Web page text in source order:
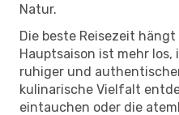
Natur.
Die beste Reisezeit
Hauptsaison ist mehr
ruhiger und
kulinarische Vielfalt
eintauchen oder die